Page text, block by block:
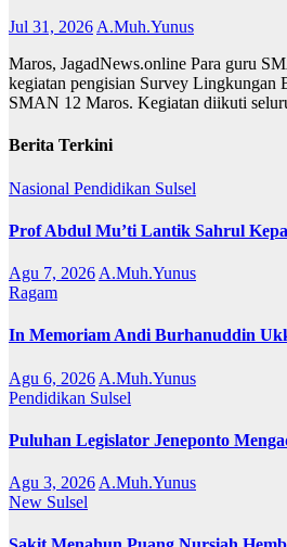
Jul 31, 2026 A.Muh.Yunus
Maros, JagadNews.online Para guru
kegiatan pengisian Survey Lingkungan
SMAN 12 Maros. Kegiatan diikuti
Berita Terkini
Nasional Pendidikan Sulsel
Prof Abdul Mu’ti Lantik Sahrul
Agu 7, 2026 A.Muh.Yunus
Ragam
In Memoriam Andi Burhanuddin
Agu 6, 2026 A.Muh.Yunus
Pendidikan Sulsel
Puluhan Legislator Jeneponto
Agu 3, 2026 A.Muh.Yunus
New Sulsel